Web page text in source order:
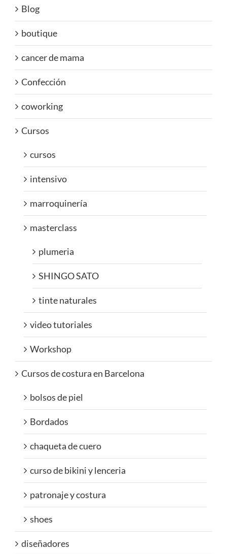
Blog
boutique
cancer de mama
Confección
coworking
Cursos
cursos
intensivo
marroquinería
masterclass
plumeria
SHINGO SATO
tinte naturales
video tutoriales
Workshop
Cursos de costura en Barcelona
bolsos de piel
Bordados
chaqueta de cuero
curso de bikini y lenceria
patronaje y costura
shoes
diseñadores